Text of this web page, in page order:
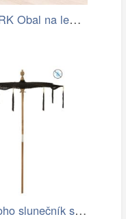
DEOKORK Obal na lehátko 235x90x60 cm
Černý boho slunečník s dřevěnou tyčí a…